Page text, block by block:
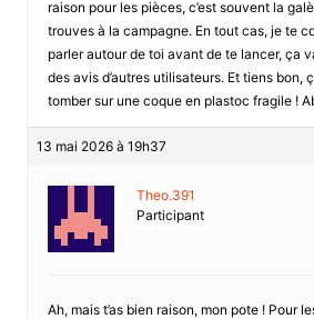
raison pour les pièces, c’est souvent la
trouves à la campagne. En tout cas, je te
parler autour de toi avant de te lancer, ça
des avis d’autres utilisateurs. Et tiens bon,
tomber sur une coque en plastoc fragile !
13 mai 2026 à 19h37
Theo.391
Participant
Ah, mais t’as bien raison, mon pote ! Pour